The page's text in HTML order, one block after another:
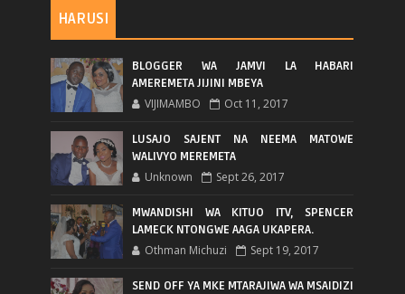
HARUSI
BLOGGER WA JAMVI LA HABARI
AMEREMETA JIJINI MBEYA
VIJIMAMBO Oct 11, 2017
LUSAJO SAJENT NA NEEMA MATOWE
WALIVYO MEREMETA
Unknown Sept 26, 2017
MWANDISHI WA KITUO ITV, SPENCER
LAMECK NTONGWE AAGA UKAPERA.
Othman Michuzi Sept 19, 2017
SEND OFF YA MKE MTARAJIWA WA MSAIDIZI